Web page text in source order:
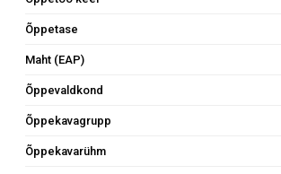
Õppetase
Maht (EAP)
Õppevaldkond
Õppekavagrupp
Õppekavarühm